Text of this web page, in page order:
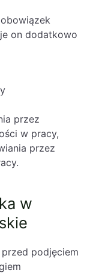
on dodatkowo
przez
w pracy,
przez
w
podjęciem